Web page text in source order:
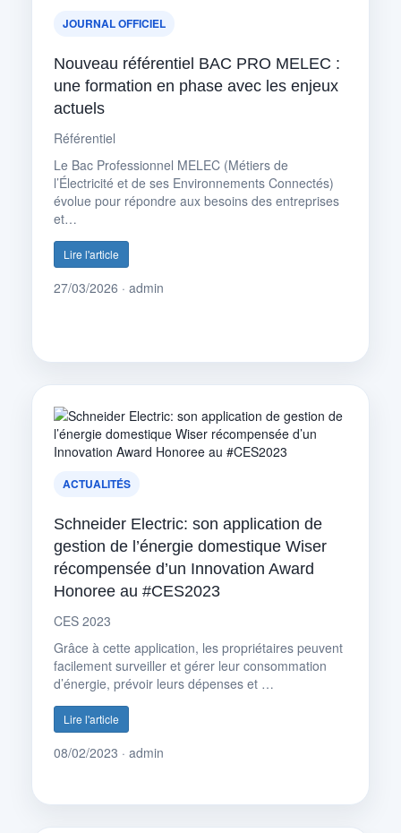
JOURNAL OFFICIEL
Nouveau référentiel BAC PRO MELEC :
une formation en phase avec les enjeux
actuels
Référentiel
Le Bac Professionnel MELEC (Métiers de
l’Électricité et de ses Environnements Connectés)
évolue pour répondre aux besoins des entreprises
et…
Lire l'article
27/03/2026 · admin
ACTUALITÉS
Schneider Electric: son application de
gestion de l’énergie domestique Wiser
récompensée d’un Innovation Award
Honoree au #CES2023
CES 2023
Grâce à cette application, les propriétaires peuvent
facilement surveiller et gérer leur consommation
d’énergie, prévoir leurs dépenses et …
Lire l'article
08/02/2023 · admin